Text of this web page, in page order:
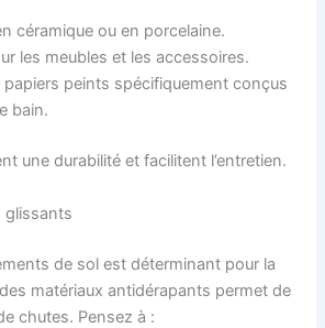
céramique ou en porcelaine.
les meubles et les accessoires.
papiers peints spécifiquement conçus
bain.
une durabilité et facilitent l’entretien.
glissants
de sol est déterminant pour la
matériaux antidérapants permet de
chutes. Pensez à :